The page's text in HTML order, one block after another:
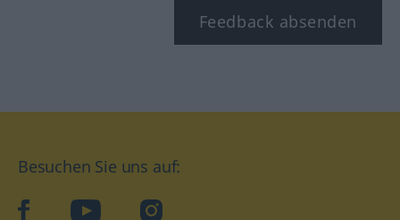
Feedback absenden
Besuchen Sie uns auf:
facebookYouTube Instagram